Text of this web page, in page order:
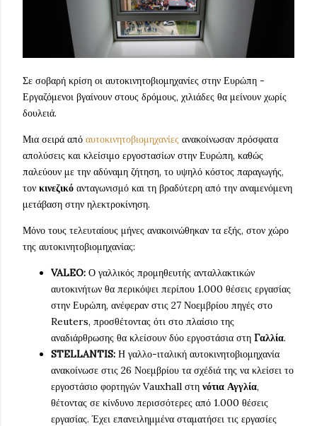
Σε σοβαρή κρίση οι αυτοκινητοβιομηχανίες στην Ευρώπη -
Εργαζόμενοι βγαίνουν στους δρόμους, χιλιάδες θα μείνουν χωρίς
δουλειά.
Μια σειρά από αυτοκινητοβιομηχανίες ανακοίνωσαν πρόσφατα
απολύσεις και κλείσιμο εργοστασίων στην Ευρώπη, καθώς
παλεύουν με την αδύναμη ζήτηση, το υψηλό κόστος παραγωγής,
τον κινεζικό ανταγωνισμό και τη βραδύτερη από την αναμενόμενη
μετάβαση στην ηλεκτροκίνηση.
Μόνο τους τελευταίους μήνες ανακοινώθηκαν τα εξής, στον χώρο
της αυτοκινητοβιομηχανίας:
VALEO: Ο γαλλικός προμηθευτής ανταλλακτικών
αυτοκινήτων θα περικόψει περίπου 1.000 θέσεις εργασίας
στην Ευρώπη, ανέφεραν στις 27 Νοεμβρίου πηγές στο
Reuters, προσθέτοντας ότι στο πλαίσιο της
αναδιάρθρωσης θα κλείσουν δύο εργοστάσια στη Γαλλία.
STELLANTIS: Η γαλλο-ιταλική αυτοκινητοβιομηχανία
ανακοίνωσε στις 26 Νοεμβρίου τα σχέδιά της να κλείσει το
εργοστάσιο φορτηγών Vauxhall στη νότια Αγγλία,
θέτοντας σε κίνδυνο περισσότερες από 1.000 θέσεις
εργασίας. Έχει επανειλημμένα σταματήσει τις εργασίες